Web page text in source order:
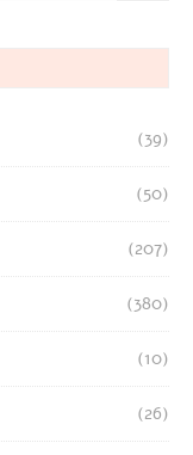
(39)
(50)
(207)
(380)
(10)
(26)